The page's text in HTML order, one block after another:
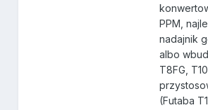
PPM,
nadajnik
albo
T8FG,
(Futaba